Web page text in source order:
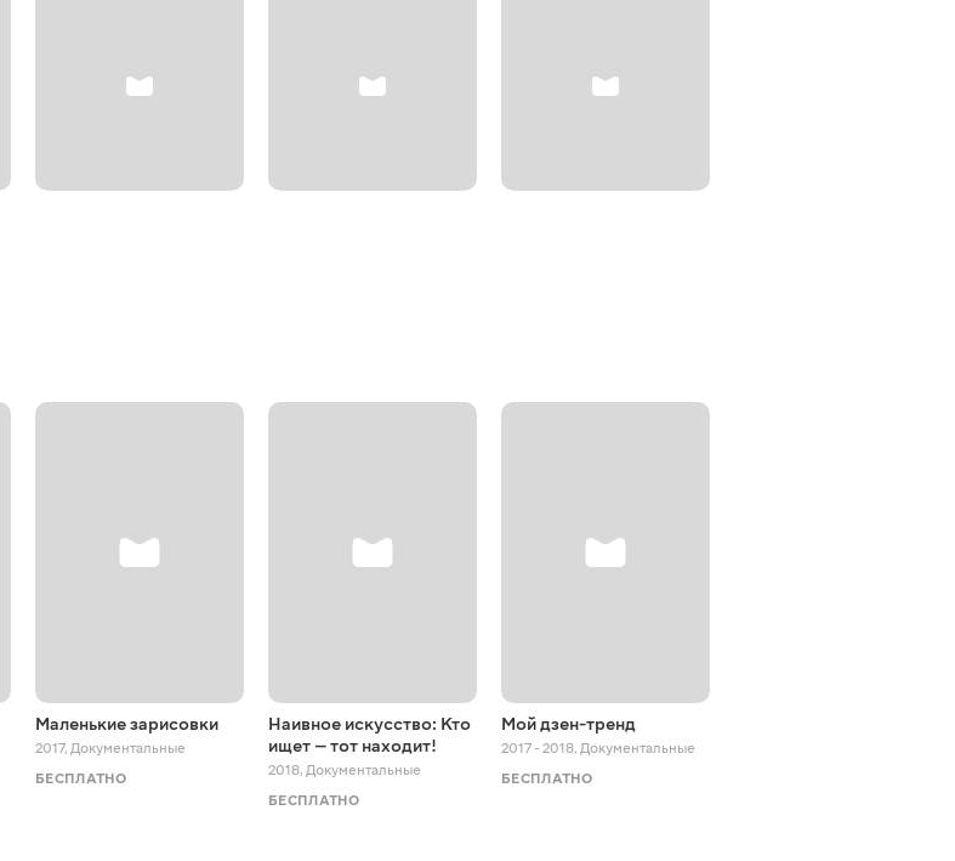
Маленькие зарисовки
2017, Документальные
БЕСПЛАТНО
Наивное искусство: Кто
ищет — тот находит!
2018, Документальные
БЕСПЛАТНО
Мой дзен-тренд
2017 - 2018, Документальные
БЕСПЛАТНО